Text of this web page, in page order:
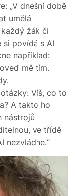
„V dnešní době
umělá
žák či
si povídá s AI
například:
mě tím.
Víš, co to
A takto ho
nástrojů
ve třídě
nezvládne.“